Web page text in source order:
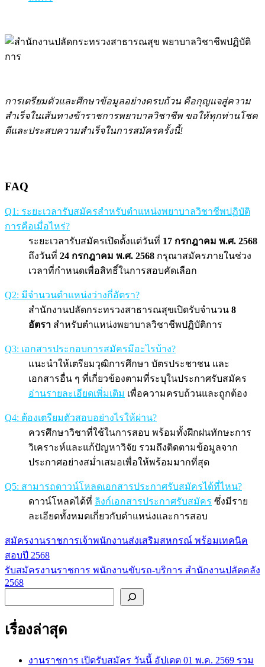
การเตรียมตัวและศึกษาข้อมูลอย่างครบถ้วน คือกุญแจสู่ความ
สำเร็จในเส้นทางข้าราชการพยาบาลวิชาชีพ ขอให้ทุกท่านโชค
ดีและประสบความสำเร็จในการสมัครครั้งนี้!
FAQ
Q1: ระยะเวลารับสมัครสำหรับตำแหน่งพยาบาลวิชาชีพปฏิบัติ
การคือเมื่อไหร่?
ระยะเวลารับสมัครเปิดตั้งแต่วันที่ 17 กรกฎาคม พ.ศ. 2568
ถึงวันที่ 24 กรกฎาคม พ.ศ. 2568 กรุณาสมัครภายในช่วง
เวลาที่กำหนดเพื่อสิทธิ์ในการสอบคัดเลือก
Q2: มีจำนวนตำแหน่งว่างกี่อัตรา?
สำนักงานปลัดกระทรวงสาธารณสุขเปิดรับจำนวน 8
อัตรา สำหรับตำแหน่งพยาบาลวิชาชีพปฏิบัติการ
Q3: เอกสารประกอบการสมัครมีอะไรบ้าง?
แนะนำให้เตรียมวุฒิการศึกษา บัตรประชาชน และ
เอกสารอื่น ๆ ที่เกี่ยวข้องตามที่ระบุในประกาศรับสมัคร
อ่านรายละเอียดเพิ่มเติม เพื่อความครบถ้วนและถูกต้อง
Q4: ต้องเตรียมตัวสอบอย่างไรให้ผ่าน?
ควรศึกษาวิชาที่ใช้ในการสอบ พร้อมทั้งฝึกฝนทักษะการ
วิเคราะห์และแก้ปัญหาวิจัย รวมถึงติดตามข้อมูลจาก
ประกาศอย่างสม่ำเสมอเพื่อให้พร้อมมากที่สุด
Q5: สามารถดาวน์โหลดเอกสารประกาศรับสมัครได้ที่ไหน?
ดาวน์โหลดได้ที่ ลิงก์เอกสารประกาศรับสมัคร ซึ่งมีราย
ละเอียดทั้งหมดเกี่ยวกับตำแหน่งและการสอบ
แนะแนว
เรื่อง
สมัครงานราชการเจ้าพนักงานส่งเสริมสหกรณ์ พร้อมเทคนิค
สอบปี 2568
รับสมัครงานราชการ พนักงานขับรถ-บริการ สำนักงานปลัดคลัง
2568
เรื่องล่าสุด
งานราชการ เปิดรับสมัคร วันนี้ อัปเดต 01 พ.ค. 2569 รวม